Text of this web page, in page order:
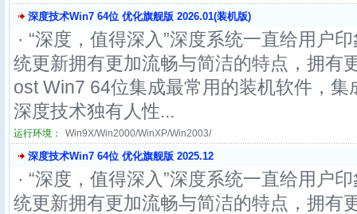
深度技术Win7 64位 优化旗舰版 2026.01(装机版)
· “深度，值得深入”深度系统一直给用户
统更新拥有更加流畅与简洁的特点，拥有
ost Win7 64位集成最常用的装机软件，
深度技术独有人性...
运行环境： Win9X/Win2000/WinXP/Win2003/
深度技术Win7 64位 优化旗舰版 2025.12
· “深度，值得深入”深度系统一直给用户
统更新拥有更加流畅与简洁的特点，拥有